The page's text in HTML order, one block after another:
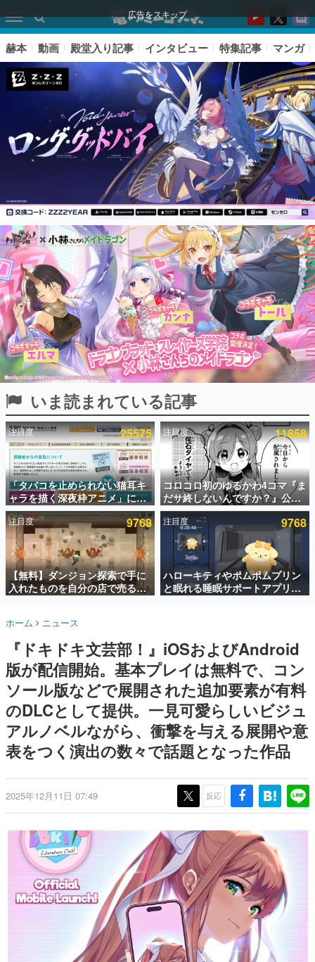
広告をスキップ
ピックアップ
電ファミのいま読まれている記事ランキング
アプリセール情報
インタビュー
連載・特集一覧
殿堂入り記事
SNS拡散数が数千以上！ ページビュー数万以上！ などな
ど。多くの人々に読まれた、電ファミ渾身の“殿堂入り”記
事をまとめました。
ゲームの企画書
名作ゲームクリエイターの方々に製作時のエピソードをお
聞きし、ヒットする企画（ゲーム）とは何か？を探ってい
きます。
赫本
この物語を解いてはいけない。『赫本』は、〈試験問題〉
の形をした短編ホラー小説集です。
新世代に訊く
これからのデジタルゲーム市場を担う若きクリエイター達
の姿を追い、彼らのルーツと情熱を探っていきます。
ゲームに多大な影響を受けた作家さんに取材し、ゲームが
日本のコンテンツ産業やカルチャーに与えた影響を探る企
画です。
日本モバイルゲーム産業史
日本のモバイルゲーム史における主要なトピック・タイト
ルを網羅するほか、開発者へのインタビューや識者による
解説を掲載。約20年の歴史が一望できる決定版！
若ゲのいたり〜ゲームクリエイターの青春〜
『うつヌケ』『ペンと箸』等で知られるマンガ家・田中圭
一先生によるゲーム業界レポートマンガです。
なんでゲームは面白い？
ゲーム開発者・hamatsu氏がゲームの魅力を画面や操作の
具体的な形から解き明かしていく、硬派で骨太な評論連載
ゲームが変えた日本語
「経験値」「裏技」「ラスボス」… ゲームにまつわる言葉
の起源や用法の変遷を、コンピューター文化史研究家・タ
イニーP氏が徹底調査。
カテゴリ
特集記事
赫本 動画 殿堂入り記事 インタビュー 特集記事 マンガ
いま読まれている記事
注目度 25575
「タバコを止められない猫耳キ
ャラを描く深夜枠アニメ」に視
聴者の一部から批判意見。違法
薬物の使用と思わしき描写も含
めて、BPOが議論を交わす
注目度 11858
コロコロ初のゆるかわ4コマ『ま
だサ終しないんですか？』公開
スタート。主人公は新入社員の
侘石ダイヤ、ゲーム会社を舞台
にトラブルへ対応する社員たち
を描く
注目度 9768
【無料】ダンジョン探索で手に
入れたものを自分の店で売るゲ
ーム『Moonlighter』がSteam
『Moonlighter 2』の9月2日正
式リリースを記念したキャンペ
ーン
注目度 9768
ハローキティやポムポムプリン
と眠れる睡眠サポートアプリ
『ゆめたび』が配信中。キャラ
ホーム ニュース
『ドキドキ文芸部！』iOSおよびAndroid
版が配信開始。基本プレイは無料で、コン
ソール版などで展開された追加要素が有料
のDLCとして提供。一見可愛らしいビジュ
アルノベルながら、衝撃を与える展開や意
表をつく演出の数々で話題となった作品
2025年12月11日 07:49 反応